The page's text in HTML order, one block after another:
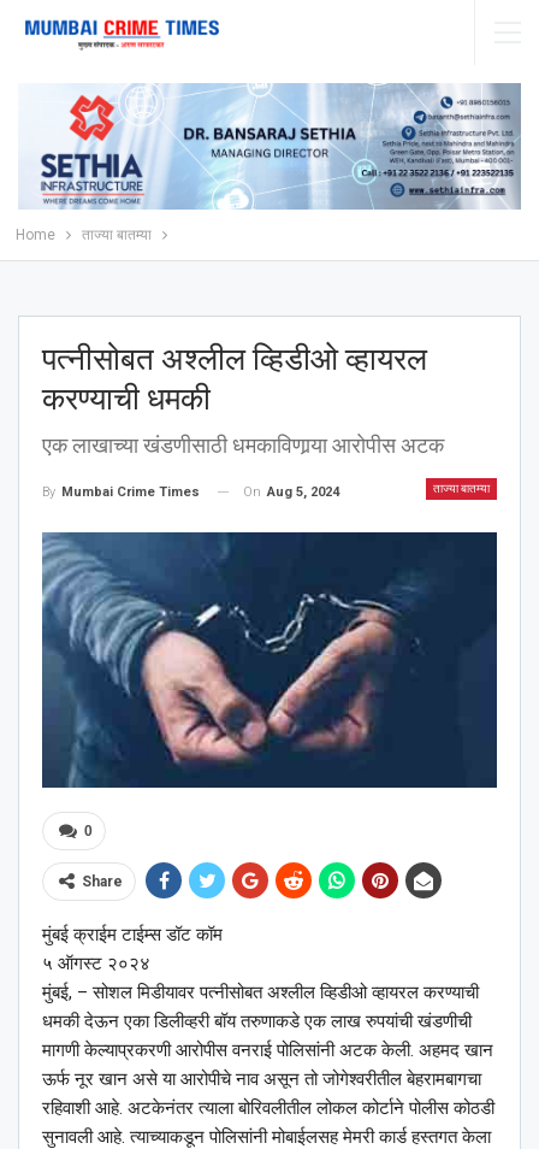
Home ताज्या बातम्या
पत्नीसोबत अश्‍लील व्हिडीओ व्हायरल
करण्याची धमकी
एक लाखाच्या खंडणीसाठी धमकाविणार्‍या आरोपीस अटक
ताज्या बातम्या
By Mumbai Crime Times On Aug 5, 2024
0
Share
मुंबई क्राईम टाईम्स डॉट कॉम
५ ऑगस्ट २०२४
मुंबई, – सोशल मिडीयावर पत्नीसोबत अश्‍लील व्हिडीओ व्हायरल करण्याची
धमकी देऊन एका डिलीव्हरी बॉय तरुणाकडे एक लाख रुपयांची खंडणीची
मागणी केल्याप्रकरणी आरोपीस वनराई पोलिसांनी अटक केली. अहमद खान
ऊर्फ नूर खान असे या आरोपीचे नाव असून तो जोगेश्‍वरीतील बेहरामबागचा
रहिवाशी आहे. अटकेनंतर त्याला बोरिवलीतील लोकल कोर्टाने पोलीस कोठडी
सुनावली आहे. त्याच्याकडून पोलिसांनी मोबाईलसह मेमरी कार्ड हस्तगत केला